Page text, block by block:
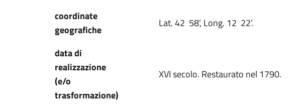
coordinate
geografiche
Lat. 42 58’, Long. 12 22’.
data di
realizzazione
(e/o
trasformazione)
XVI secolo. Restaurato nel 1790.